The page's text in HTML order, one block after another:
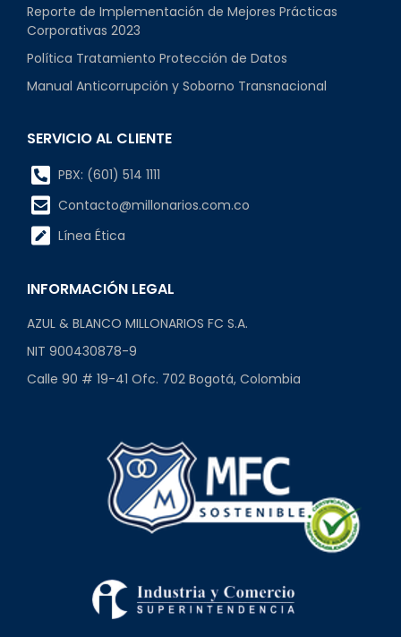
Reporte de Implementación de Mejores Prácticas
Corporativas 2023
Política Tratamiento Protección de Datos
Manual Anticorrupción y Soborno Transnacional
SERVICIO AL CLIENTE
PBX: (601) 514 1111
Contacto@millonarios.com.co
Línea Ética
INFORMACIÓN LEGAL
AZUL & BLANCO MILLONARIOS FC S.A.
NIT 900430878-9
Calle 90 # 19-41 Ofc. 702 Bogotá, Colombia